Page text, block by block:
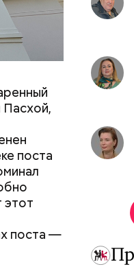
Пасхой,
поста
этот
поста —